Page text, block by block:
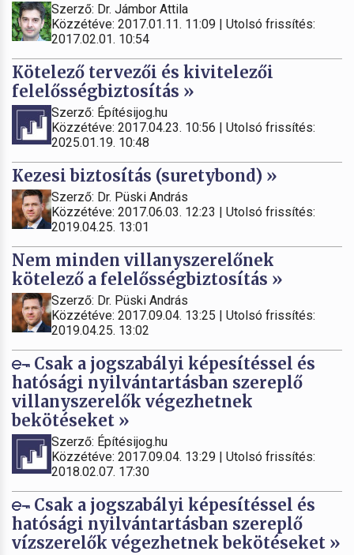
Szerző: Dr. Jámbor Attila
Közzétéve: 2017.01.11. 11:09 | Utolsó frissítés:
2017.02.01. 10:54
Kötelező tervezői és kivitelezői
felelősségbiztosítás »
Szerző: Építésijog.hu
Közzétéve: 2017.04.23. 10:56 | Utolsó frissítés:
2025.01.19. 10:48
Kezesi biztosítás (suretybond) »
Szerző: Dr. Püski András
Közzétéve: 2017.06.03. 12:23 | Utolsó frissítés:
2019.04.25. 13:01
Nem minden villanyszerelőnek
kötelező a felelősségbiztosítás »
Szerző: Dr. Püski András
Közzétéve: 2017.09.04. 13:25 | Utolsó frissítés:
2019.04.25. 13:02
Csak a jogszabályi képesítéssel és
hatósági nyilvántartásban szereplő
villanyszerelők végezhetnek
bekötéseket »
Szerző: Építésijog.hu
Közzétéve: 2017.09.04. 13:29 | Utolsó frissítés:
2018.02.07. 17:30
Csak a jogszabályi képesítéssel és
hatósági nyilvántartásban szereplő
vízszerelők végezhetnek bekötéseket »